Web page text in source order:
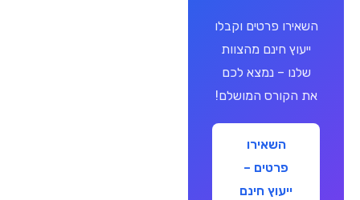
השאירו פרטים וקבלו
ייעוץ חינם מהצוות
שלנו – נמצא לכם
את הקורס המושלם!
השאירו
פרטים –
ייעוץ חינם